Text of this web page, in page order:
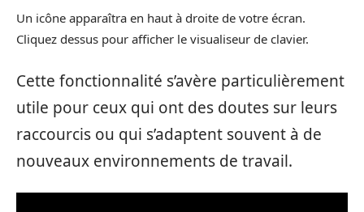
Un icône apparaîtra en haut à droite de votre écran.
Cliquez dessus pour afficher le visualiseur de clavier.
Cette fonctionnalité s’avère particulièrement
utile pour ceux qui ont des doutes sur leurs
raccourcis ou qui s’adaptent souvent à de
nouveaux environnements de travail.